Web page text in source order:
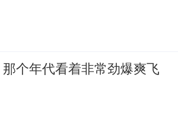
个年代看着非常劲爆爽飞